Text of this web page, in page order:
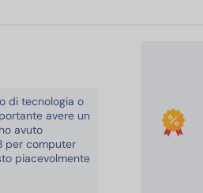
di tecnologia o
avere un
avuto
per computer
piacevolmente